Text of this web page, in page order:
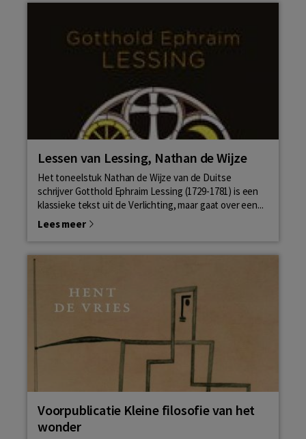
Lessen van Lessing, Nathan de Wijze
Het toneelstuk Nathan de Wijze van de Duitse
schrijver Gotthold Ephraim Lessing (1729-1781) is een
klassieke tekst uit de Verlichting, maar gaat over een...
Lees meer
Voorpublicatie Kleine filosofie van het
wonder